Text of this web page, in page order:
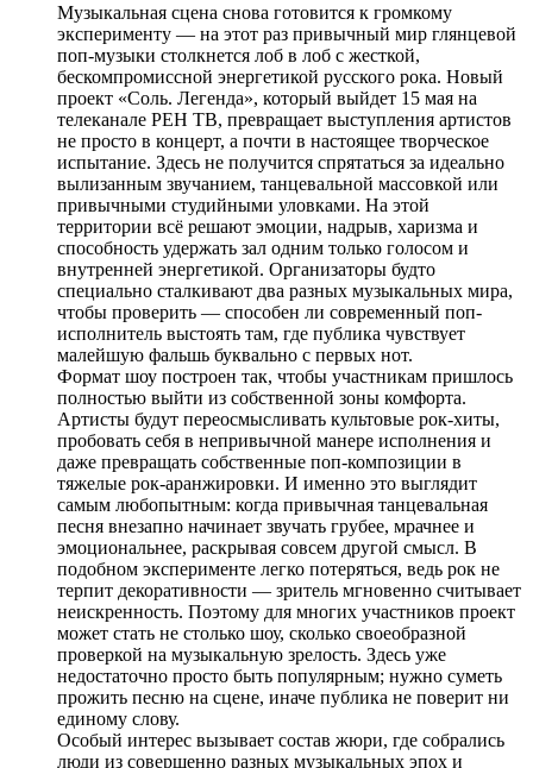
Музыкальная сцена снова готовится к громкому
эксперименту — на этот раз привычный мир глянцевой
поп-музыки столкнется лоб в лоб с жесткой,
бескомпромиссной энергетикой русского рока. Новый
проект «Соль. Легенда», который выйдет 15 мая на
телеканале РЕН ТВ, превращает выступления артистов
не просто в концерт, а почти в настоящее творческое
испытание. Здесь не получится спрятаться за идеально
вылизанным звучанием, танцевальной массовкой или
привычными студийными уловками. На этой
территории всё решают эмоции, надрыв, харизма и
способность удержать зал одним только голосом и
внутренней энергетикой. Организаторы будто
специально сталкивают два разных музыкальных мира,
чтобы проверить — способен ли современный поп-
исполнитель выстоять там, где публика чувствует
малейшую фальшь буквально с первых нот.
Формат шоу построен так, чтобы участникам пришлось
полностью выйти из собственной зоны комфорта.
Артисты будут переосмысливать культовые рок-хиты,
пробовать себя в непривычной манере исполнения и
даже превращать собственные поп-композиции в
тяжелые рок-аранжировки. И именно это выглядит
самым любопытным: когда привычная танцевальная
песня внезапно начинает звучать грубее, мрачнее и
эмоциональнее, раскрывая совсем другой смысл. В
подобном эксперименте легко потеряться, ведь рок не
терпит декоративности — зритель мгновенно считывает
неискренность. Поэтому для многих участников проект
может стать не столько шоу, сколько своеобразной
проверкой на музыкальную зрелость. Здесь уже
недостаточно просто быть популярным; нужно суметь
прожить песню на сцене, иначе публика не поверит ни
единому слову.
Особый интерес вызывает состав жюри, где собрались
люди из совершенно разных музыкальных эпох и